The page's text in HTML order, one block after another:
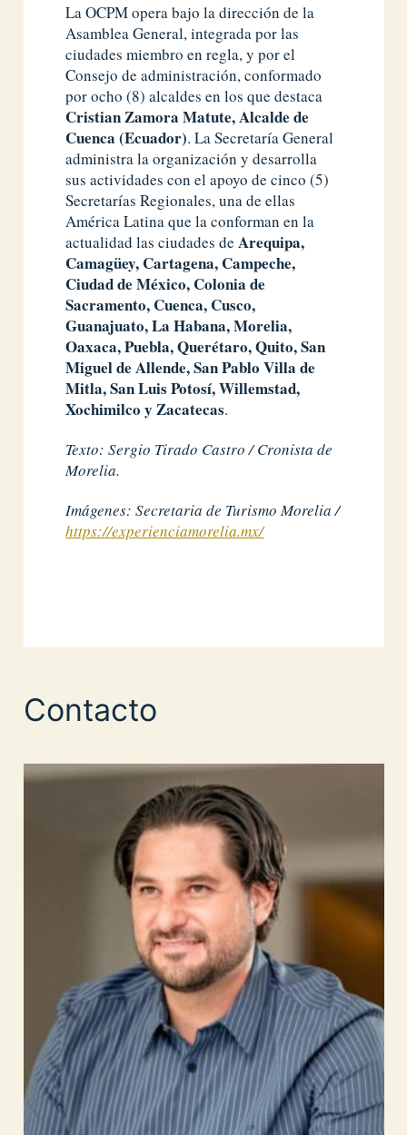
La OCPM opera bajo la dirección de la
Asamblea General, integrada por las
ciudades miembro en regla, y por el
Consejo de administración, conformado
por ocho (8) alcaldes en los que destaca
Cristian Zamora Matute, Alcalde de
Cuenca (Ecuador). La Secretaría General
administra la organización y desarrolla
sus actividades con el apoyo de cinco (5)
Secretarías Regionales, una de ellas
América Latina que la conforman en la
actualidad las ciudades deArequipa,
Camagüey, Cartagena, Campeche,
Ciudad de México, Colonia de
Sacramento, Cuenca, Cusco,
Guanajuato, La Habana, Morelia,
Oaxaca, Puebla, Querétaro, Quito, San
Miguel de Allende, San Pablo Villa de
Mitla, San Luis Potosí, Willemstad,
Xochimilco y Zacatecas.
Texto: Sergio Tirado Castro / Cronista de
Morelia.
Imágenes: Secretaria de Turismo Morelia /
https://experienciamorelia.mx/
Contacto